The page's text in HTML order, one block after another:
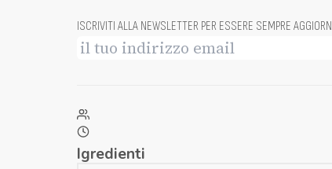
ISCRIVITI ALLA NEWSLETTER PER ESSERE SEMPRE
Igredienti